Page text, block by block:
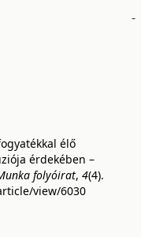
élő
érdekében –
folyóirat, 4(4).
view/6030
-